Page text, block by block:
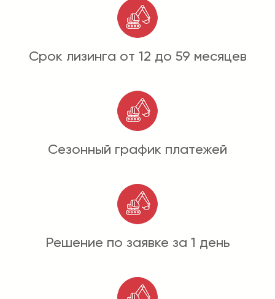
Срок лизинга от 12 до 59 месяцев
Сезонный график платежей
Решение по заявке за 1 день